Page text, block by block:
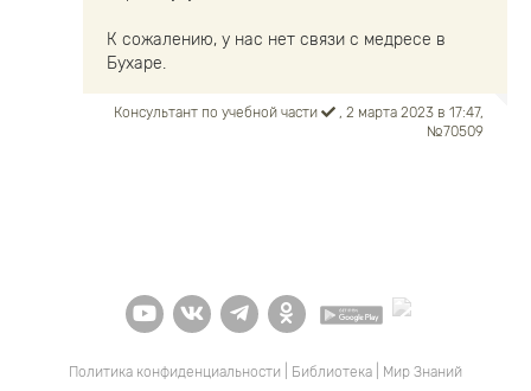
К сожалению, у нас нет связи с медресе в
Бухаре.
Консультант по учебной части
, 2 марта 2023 в 17:47,
№70509
Политика конфиденциальности Библиотека Мир Знаний